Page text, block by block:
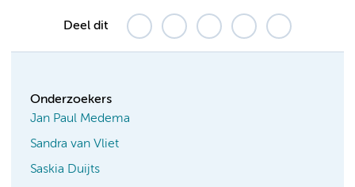
Deel dit
Onderzoekers
Jan Paul Medema
Sandra van Vliet
Saskia Duijts